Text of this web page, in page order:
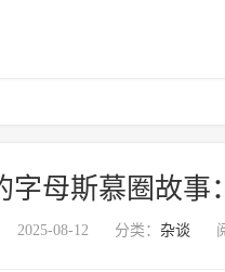
字母斯慕圈故事
2025-08-12 分类： 杂谈